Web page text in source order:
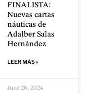
FINALISTA:
Nuevas cartas
náuticas de
Adalber Salas
Hernández
LEER MÁS »
June 26, 2024